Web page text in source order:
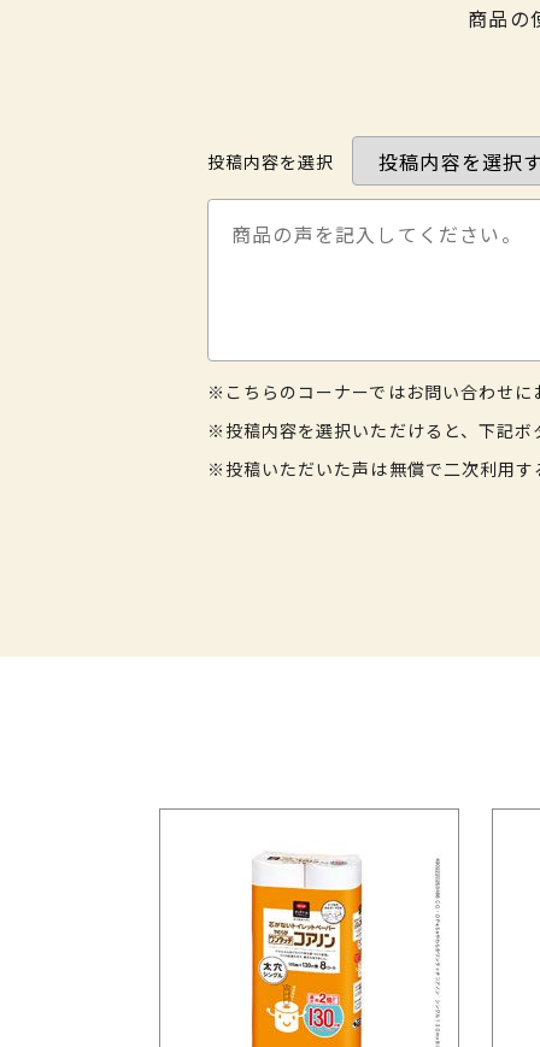
商品の
投稿内容を選択
※こちらのコーナーではお問い合わせに
※投稿内容を選択いただけると、下記ボ
※投稿いただいた声は無償で二次利用す